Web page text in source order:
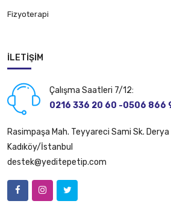
Fizyoterapi
İLETIŞIM
Çalışma Saatleri 7/12:
0216 336 20 60 -0506 866
Rasimpaşa Mah. Teyyareci Sami Sk.
Kadıköy/İstanbul
destek@yeditepetip.com